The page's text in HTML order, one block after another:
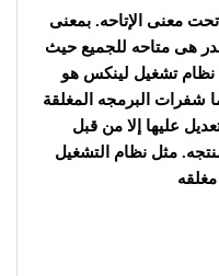
معنى الإتاحه. بمعنى
هى متاحه للجميع حيث
نظام تشغيل لينكس هو
شفرات البرمجه المغلقة
عليها إلا من قبل
مثل نظام التشغيل